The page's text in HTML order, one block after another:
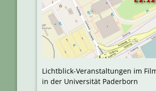
Lichtblick-Veranstaltungen im
in der Universität Paderborn